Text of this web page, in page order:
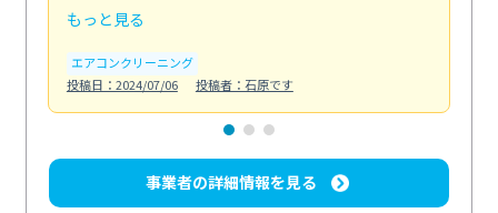
もっと見る
エアコンクリーニング
投稿日：2024/07/06
投稿者：石原です
事業者の詳細情報を見る